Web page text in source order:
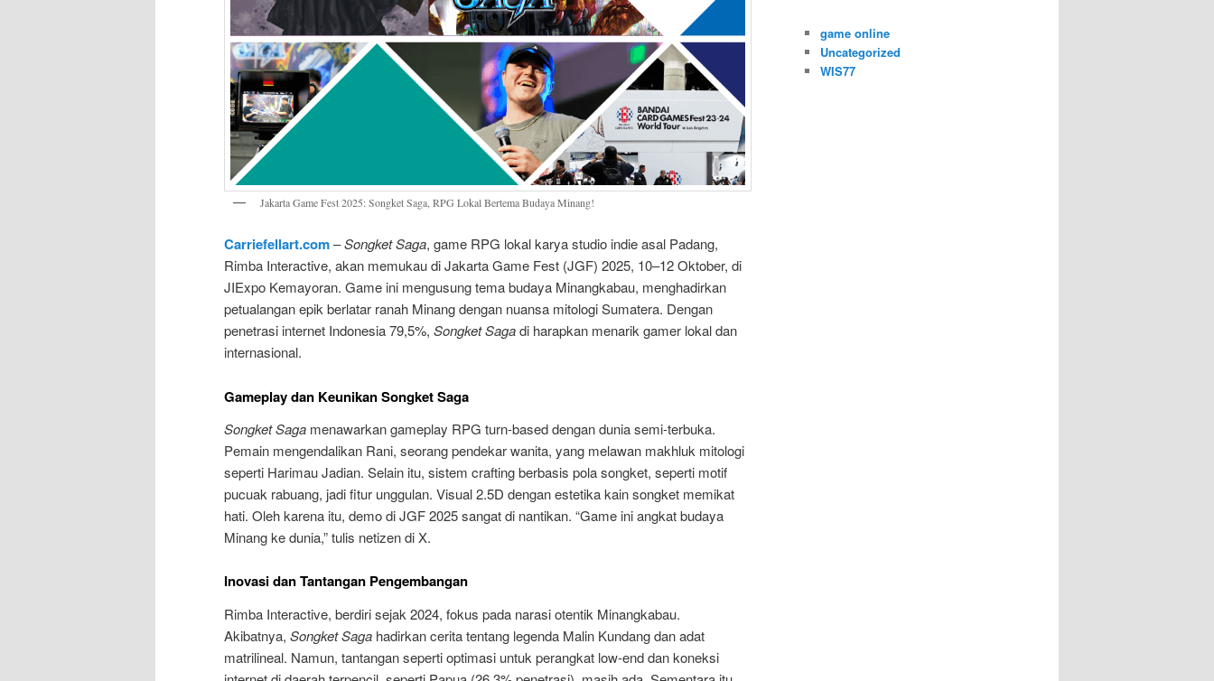
Jakarta Game Fest 2025: Songket Saga, RPG Lokal Bertema Budaya Minang!
Carriefellart.com–Songket Saga, game RPG lokal karya studio indie asal Padang,
Rimba Interactive, akan memukau di Jakarta Game Fest (JGF) 2025, 10–12 Oktober, di
JIExpo Kemayoran. Game ini mengusung tema budaya Minangkabau, menghadirkan
petualangan epik berlatar ranah Minang dengan nuansa mitologi Sumatera. Dengan
penetrasi internet Indonesia 79,5%, Songket Sagadi harapkan menarik gamer lokal dan
internasional.
Gameplay dan Keunikan Songket Saga
Songket Saga menawarkan gameplay RPG turn-based dengan dunia semi-terbuka.
Pemain mengendalikan Rani, seorang pendekar wanita, yang melawan makhluk mitologi
seperti Harimau Jadian. Selain itu, sistem crafting berbasis pola songket, seperti motif
pucuak rabuang, jadi fitur unggulan. Visual 2.5D dengan estetika kain songket memikat
hati. Oleh karena itu, demo di JGF 2025 sangat di nantikan. “Game ini angkat budaya
Minang ke dunia,” tulis netizen di X.
Inovasi dan Tantangan Pengembangan
Rimba Interactive, berdiri sejak 2024, fokus pada narasi otentik Minangkabau.
Akibatnya, Songket Saga hadirkan cerita tentang legenda Malin Kundang dan adat
matrilineal. Namun, tantangan seperti optimasi untuk perangkat low-end dan koneksi
game online
Uncategorized
WIS77